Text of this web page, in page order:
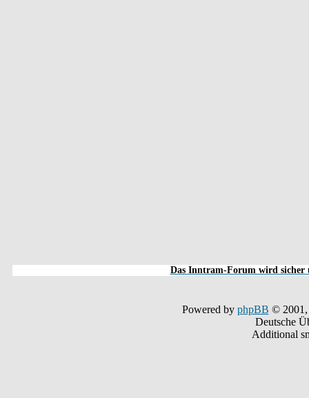
Das Inntram-Forum wird sicher
Powered by phpBB © 2001,
Deutsche
Additional